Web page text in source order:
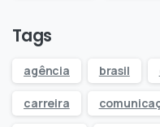
Tags
agência brasil
carreira